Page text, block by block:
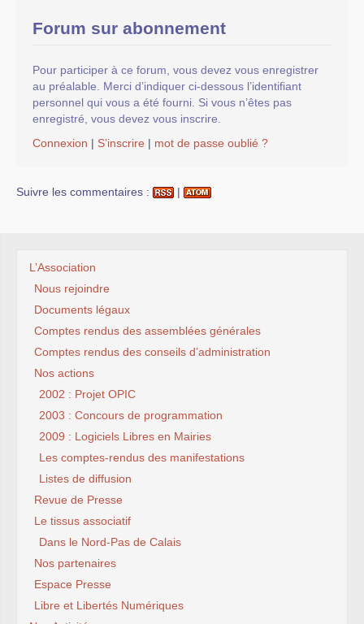
Forum sur abonnement
Pour participer à ce forum, vous devez vous enregistrer
au préalable. Merci d’indiquer ci-dessous l’identifiant
personnel qui vous a été fourni. Si vous n’êtes pas
enregistré, vous devez vous inscrire.
Connexion | S’inscrire | mot de passe oublié ?
Suivre les commentaires : |
L’Association
Nous rejoindre
Documents légaux
Comptes rendus des assemblées générales
Comptes rendus des conseils d’administration
Nos actions
2002 : Projet OPIC
2003 : Concours de programmation
2009 : Logiciels Libres en Mairies
Les comptes-rendus des manifestations
Listes de diffusion
Revue de Presse
Le tissus associatif
Dans le Nord-Pas de Calais
Nos partenaires
Espace Presse
Libre et Libertés Numériques